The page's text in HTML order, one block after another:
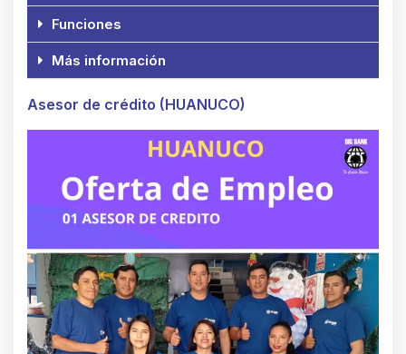
Funciones
Más información
Asesor de crédito (HUANUCO)